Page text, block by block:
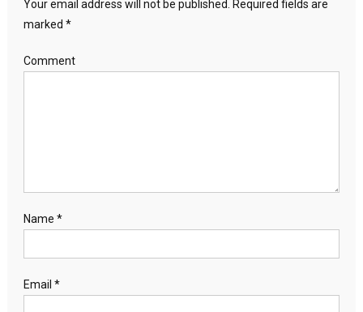
Your email address will not be published. Required fields are
marked *
Comment
Name *
Email *